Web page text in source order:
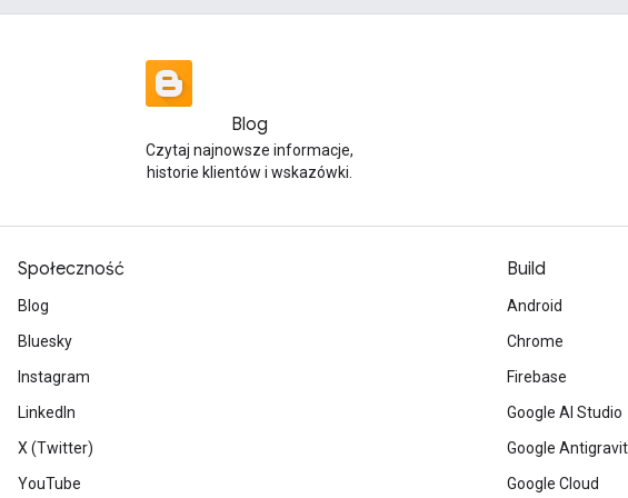
Blog
Czytaj najnowsze informacje,
historie klientów i wskazówki.
Społeczność
Blog
Bluesky
Instagram
LinkedIn
X (Twitter)
YouTube
Build
Android
Chrome
Firebase
Google AI Studio
Google
Google Cloud